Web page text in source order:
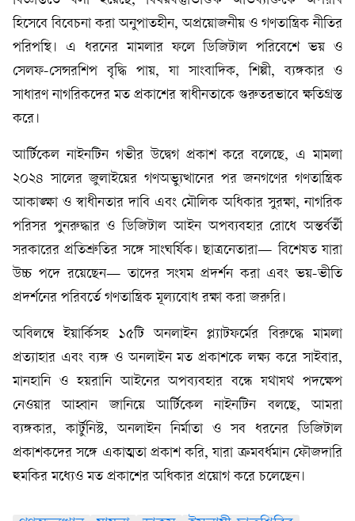
হিসেবে বিবেচনা করা অনুপাতহীন, অপ্রয়োজনীয় ও গণতান্ত্রিক নীতির
পরিপন্থি। এ ধরনের মামলার ফলে ডিজিটাল পরিবেশে ভয় ও
সেলফ-সেন্সরশিপ বৃদ্ধি পায়, যা সাংবাদিক, শিল্পী, ব্যঙ্গকার ও
সাধারণ নাগরিকদের মত প্রকাশের স্বাধীনতাকে গুরুতরভাবে ক্ষতিগ্রস্ত
করে।
আর্টিকেল নাইনটিন গভীর উদ্বেগ প্রকাশ করে বলেছে, এ মামলা
২০২৪ সালের জুলাইয়ের গণঅভ্যুত্থানের পর জনগণের গণতান্ত্রিক
আকাঙ্ক্ষা ও স্বাধীনতার দাবি এবং মৌলিক অধিকার সুরক্ষা, নাগরিক
পরিসর পুনরুদ্ধার ও ডিজিটাল আইন অপব্যবহার রোধে অন্তর্বর্তী
সরকারের প্রতিশ্রুতির সঙ্গে সাংঘর্ষিক। ছাত্রনেতারা— বিশেষত যারা
উচ্চ পদে রয়েছেন— তাদের সংযম প্রদর্শন করা এবং ভয়-ভীতি
প্রদর্শনের পরিবর্তে গণতান্ত্রিক মূল্যবোধ রক্ষা করা জরুরি।
অবিলম্বে ইয়ার্কিসহ ১৫টি অনলাইন প্ল্যাটফর্মের বিরুদ্ধে মামলা
প্রত্যাহার এবং ব্যঙ্গ ও অনলাইন মত প্রকাশকে লক্ষ্য করে সাইবার,
মানহানি ও হয়রানি আইনের অপব্যবহার বন্ধে যথাযথ পদক্ষেপ
নেওয়ার আহ্বান জানিয়ে আর্টিকেল নাইনটিন বলছে, আমরা
ব্যঙ্গকার, কার্টুনিস্ট, অনলাইন নির্মাতা ও সব ধরনের ডিজিটাল
প্রকাশকদের সঙ্গে একাত্মতা প্রকাশ করি, যারা ক্রমবর্ধমান ফৌজদারি
হুমকির মধ্যেও মত প্রকাশের অধিকার প্রয়োগ করে চলেছেন।